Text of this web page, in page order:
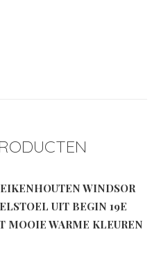
WINDSOR
UIT BEGIN 19E
MOOIE WARME KLEUREN